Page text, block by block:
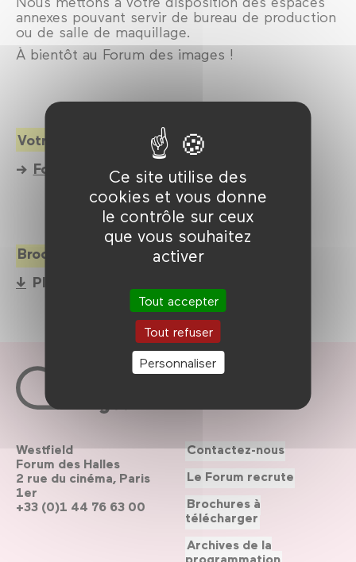
Ce site utilise des
cookies et vous donne
le contrôle sur ceux
que vous souhaitez
activer
Tout accepter
Tout refuser
Personnaliser
annexes pouvant servir de bureau de production
ou de salle de maquillage.
À bientôt au Forum des images !
Votre demande de tournage
Formulaire en ligne
Brochure de présentation des espaces
Plaquette Forum des images (pdf)
Westfield
Forum des Halles
2 rue du cinéma, Paris
1er
+33 (0)1 44 76 63 00
Contactez-nous
Le Forum recrute
Brochures à
télécharger
Archives de la